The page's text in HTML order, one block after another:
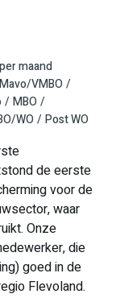
per maand
Mavo/VMBO
MBO
WO Post WO
de eerste
voor de
waar
Onze
die
goed in de
Flevoland.